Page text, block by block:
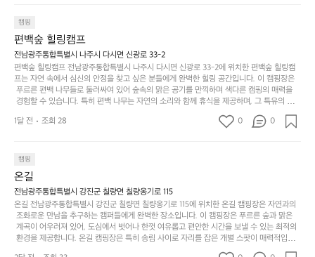
튼
을
조
용
히
o
l
a
이
의
아
주
미
가
존
재
합
럽
게
이
어
주
E
M
O
U
리
를
잡
았
는
하
고
경
치
을 창출하는 시간이 될 것입니다. 특히 식사를 좋아하는 분들에게는 매주 특별한 바비큐 파
티와 지역에서 나는 신선한 재료로 만든 다양한 요리를 제공하여 미각을 만족시켜 줍니다.
장성레이크 글램핑은 그 아름다운 경관과 최고 품질의 시설 덕분에 최근 몇 년 사이에 특히
주목받고 있는 캠핑장 중 하나입니다. 주말이면 방문객이 가득해 예약이 빠르게 차는 만큼
미리 일정을 계획하시는 것이 좋습니다. 나만의 프라이빗한 공간에서 가족 및 사랑하는 사
람들과 함께하세요. 당신의 대자연 속 힐링을 기다리는 장성레이크 글램핑은 언젠가 반드시
방문해봐야 할 명소로 자리매김하였습니다. 인기 정도: ★★★★★
캠핑
편백숲 힐링캠프
전남광주통합특별시 나주시 다시면 신광로 33-2
편백숲 힐링캠프 전남광주통합특별시 나주시 다시면 신광로 33-2에 위치한 편백숲 힐링캠
프는 자연 속에서 심신의 안정을 찾고 싶은 분들에게 완벽한 힐링 공간입니다. 이 캠핑장은
푸르른 편백 나무들로 둘러싸여 있어 숲속의 맑은 공기를 만끽하며 색다른 캠핑의 매력을
경험할 수 있습니다. 특히 편백 나무는 자연의 소리와 함께 휴식을 제공하며, 그 특유의 아로
마향이 심리적 안정감을 가져다줍니다. 이곳에서 아침 햇살을 맞으며 조용한 숲속에서의 커
피 한 잔은 그 어떤 도시의 카페에서 느끼기 힘든 특별함을 선사합니다. 편백숲 힐링캠프는
즐길 수 있는 기회도 많은데, 자전거를 타거나 숲속을 거닐며 다양한 생태계를 체험해보는
것도 일상의 스트레스를 잊게 해줍니다. 또한, 캠프파이어를 즐기며 별빛 아래서 시간을 보
내는 것은 일상에서 벗어나 새로운 여유를 찾는 방법입니다. 운영자는 항상 방문객의 편안함
과 안전을 최우선으로 생각하고 있으며, 깨끗하고 잘 관리된 시설을 자랑합니다. 가족들이
함께하는 모닥불 구이 파티나 친구들과의 캠핑 퀴즈도 놓칠 수 없는 재미가 됩니다. 자연과
의 조화 속에서 힐링할 수 있는 편백숲 힐링캠프는 현대인의 바쁜 일상에서 벗어나 소중한
시간을 가지고 싶은 분들에게 특히 추천드립니다. 지금 바로 나주로 떠나 여유로움과 행복
이 가득한 캠핑을 경험해보세요! 인기 정도: ★★★★☆
1달 전 조회 28 0 0
캠핑
온길
전남광주통합특별시 강진군 칠량면 칠량옹기로 115
온길 전남광주통합특별시 강진군 칠량면 칠량옹기로 115에 위치한 온길 캠핑장은 자연과의
조화로운 만남을 추구하는 캠퍼들에게 완벽한 장소입니다. 이 캠핑장은 푸르른 숲과 맑은
계곡이 어우러져 있어, 도심에서 벗어나 한껏 여유롭고 편안한 시간을 보낼 수 있는 최적의
환경을 제공합니다. 온길 캠핑장은 특히 송림 사이로 자리를 잡은 개별 스팟이 매력적입니
다. 각 사이트마다 적당한 간격이 유지되어 있어 프라이빗한 캠핑을 선호하는 분들에게는 더